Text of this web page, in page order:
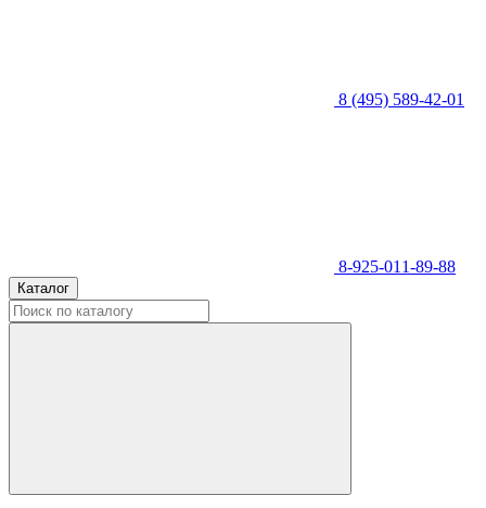
8 (495) 589-42-01
8-925-011-89-88
Каталог